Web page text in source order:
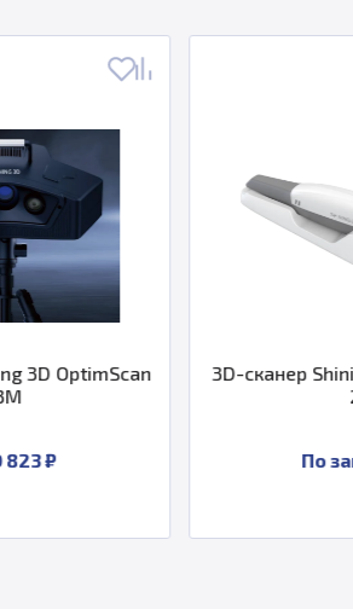
3D-сканер Shining 3D Aoralscan